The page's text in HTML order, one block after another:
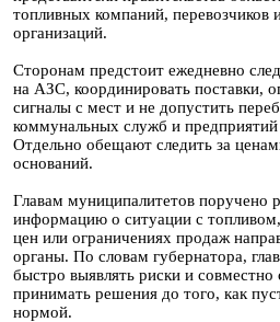
топливных компаний,
организаций.
Сторонам предстоит ежедневно
на АЗС, координировать поставки,
сигналы с мест и не допустить
коммунальных служб и предприятий
Отдельно обещают следить за
оснований.
Главам муниципалитетов поручено
информацию о ситуации с
цен или ограничениях продаж
органы. По словам губернатора,
быстро выявлять риски и
принимать решения до того, как
нормой.